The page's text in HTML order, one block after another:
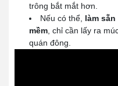
trông bắt mắt hơn.
Nếu có thể, làm
mềm, chỉ cần lấy ra
quán đông.